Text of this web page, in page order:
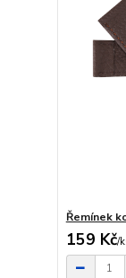
Řemínek
159 Kč/